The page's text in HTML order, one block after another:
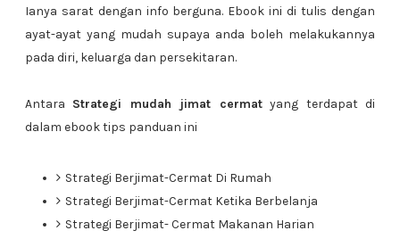
Ianya sarat dengan info berguna. Ebook ini di tulis dengan
ayat-ayat yang mudah supaya anda boleh melakukannya
pada diri, keluarga dan persekitaran.
Antara Strategi mudah jimat cermatyang terdapat di
dalam ebook tips panduan ini
Strategi Berjimat-Cermat Di Rumah
Strategi Berjimat-Cermat Ketika Berbelanja
Strategi Berjimat- Cermat Makanan Harian